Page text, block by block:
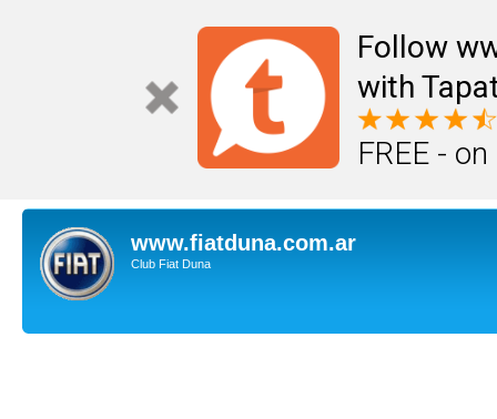
Follow
with
FREE -
www.fiatduna.com.ar
Club Fiat Duna